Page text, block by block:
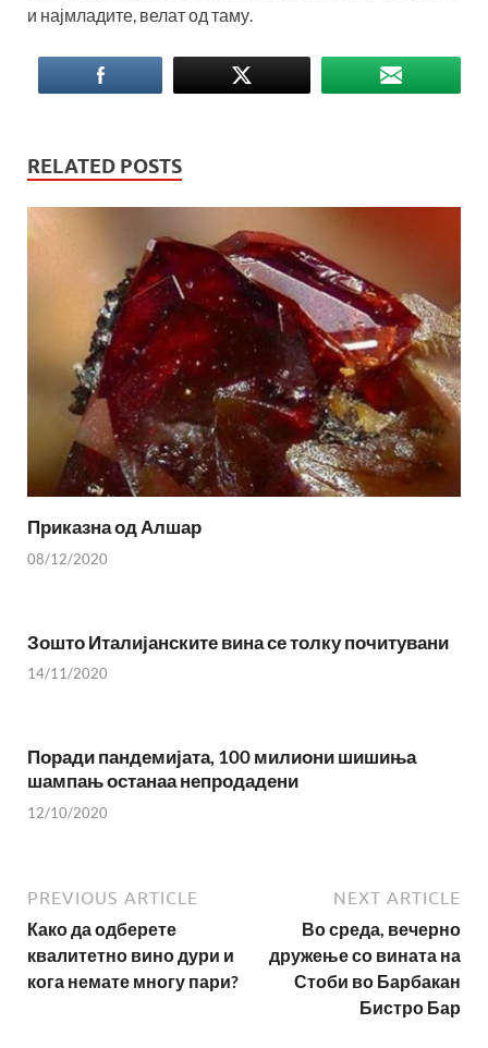
и најмладите, велат од таму.
RELATED POSTS
Приказна од Алшар
08/12/2020
Зошто Италијанските вина се толку почитувани
14/11/2020
Поради пандемијата, 100 милиони шишиња
шампањ останаа непродадени
12/10/2020
PREVIOUS ARTICLE
Како да одберете
квалитетно вино дури и
кога немате многу пари?
NEXT ARTICLE
Во среда, вечерно
дружење со вината на
Стоби во Барбакан
Бистро Бар